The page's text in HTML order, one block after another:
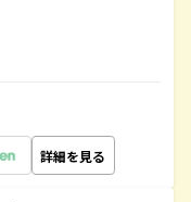
詳細を見る